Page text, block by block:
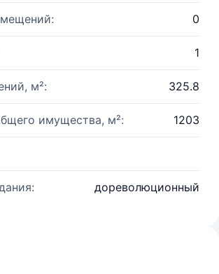
0
1
м²: 325.8
имущества, м²: 1203
дореволюционный